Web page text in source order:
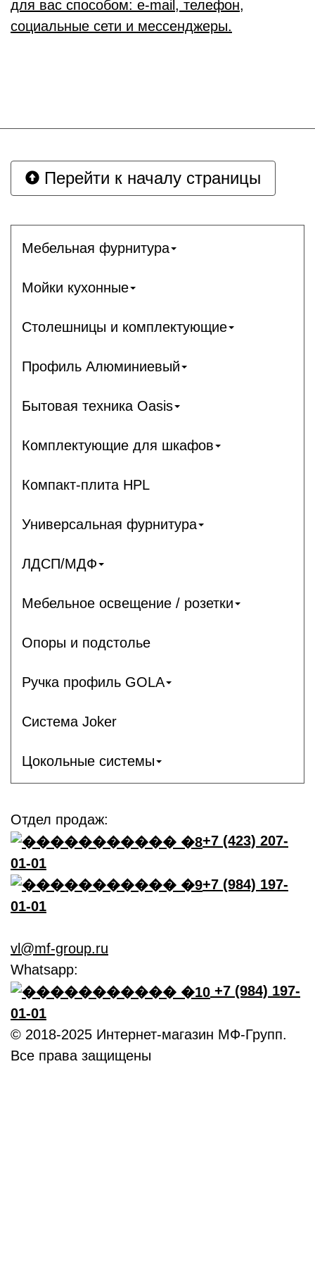
для вас способом: e-mail, телефон,
социальные сети и мессенджеры.
Перейти к началу страницы
Мебельная фурнитура
Мойки кухонные
Столешницы и комплектующие
Профиль Алюминиевый
Бытовая техника Oasis
Комплектующие для шкафов
Компакт-плита HPL
Универсальная фурнитура
ЛДСП/МДФ
Мебельное освещение / розетки
Опоры и подстолье
Ручка профиль GOLA
Система Joker
Цокольные системы
Отдел продаж:
+7 (423) 207-
01-01
+7 (984) 197-
01-01
vl@mf-group.ru
Whatsapp:
+7 (984) 197-
01-01
© 2018-2025 Интернет-магазин МФ-Групп.
Все права защищены